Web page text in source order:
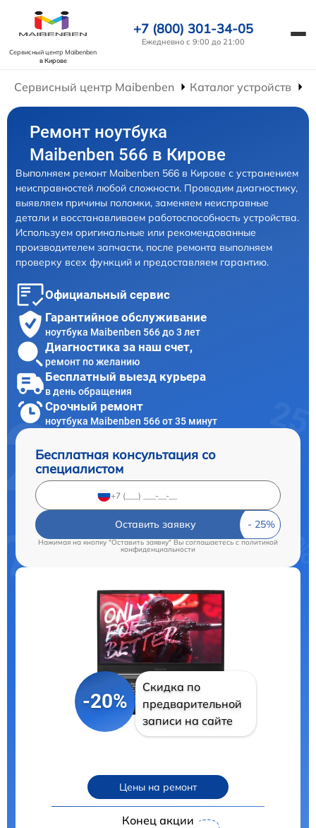
Сервисный центр Maibenben
в Кирове
+7 (800) 301-34-05
Ежедневно с 9:00 до 21:00
Сервисный центр Maibenben Каталог устройств
Ремонт ноутбука
Maibenben 566 в Кирове
Выполняем ремонт Maibenben 566 в Кирове с устранением
неисправностей любой сложности. Проводим диагностику,
выявляем причины поломки, заменяем неисправные
детали и восстанавливаем работоспособность устройства.
Используем оригинальные или рекомендованные
производителем запчасти, после ремонта выполняем
проверку всех функций и предоставляем гарантию.
Официальный сервис
Гарантийное обслуживание
ноутбука Maibenben 566 до 3 лет
Диагностика за наш счет,
ремонт по желанию
Бесплатный выезд курьера
в день обращения
Срочный ремонт
ноутбука Maibenben 566 от 35 минут
Бесплатная консультация со
специалистом
Оставить заявку
Нажимая на кнопку "Оставить заявку" Вы соглашаетесь cполитикой
конфиденциальности
-20%
Скидка по
предварительной
записи на сайте
Цены на ремонт
Конец акции